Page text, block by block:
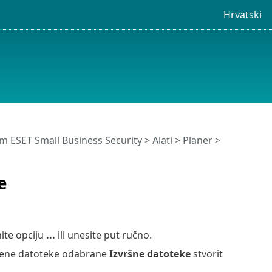
Hrvatski
ESET Small Business Security>Alati > Planer>
opciju ... ili unesite put ručno.
datoteke odabraneIzvršne datotekestvorit